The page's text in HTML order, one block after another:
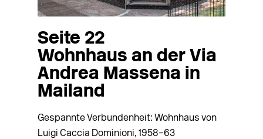
Seite 22
Wohnhaus an der Via
Andrea Massena in
Mailand
Gespannte Verbundenheit: Wohnhaus von
Luigi Caccia Dominioni, 1958–63